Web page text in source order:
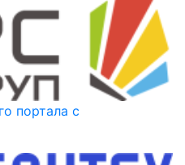
портала с